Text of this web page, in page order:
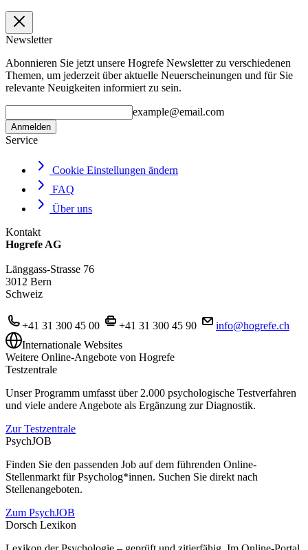
Newsletter
Abonnieren Sie jetzt unsere Hogrefe Newsletter zu verschiedenen
Themen, um jederzeit über aktuelle Neuerscheinungen und für Sie
relevante Neuigkeiten informiert zu sein.
example@email.com
Anmelden
Service
Cookie Einstellungen ändern
FAQ
Über uns
Kontakt
Hogrefe AG
Länggass-Strasse 76
3012 Bern
Schweiz
+41 31 300 45 00 +41 31 300 45 90
info@hogrefe.ch
Internationale Websites
Weitere Online-Angebote von Hogrefe
Testzentrale
Unser Programm umfasst über 2.000 psychologische Testverfahren
und viele andere Angebote als Ergänzung zur Diagnostik.
Zur Testzentrale
PsychJOB
Finden Sie den passenden Job auf dem führenden Online-
Stellenmarkt für Psycholog*innen. Suchen Sie direkt nach
Stellenangeboten.
Zum PsychJOB
Dorsch Lexikon